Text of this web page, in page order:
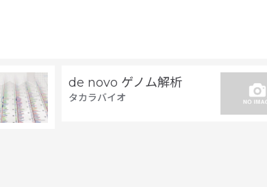
de novo ゲノム解析
タカラバイオ